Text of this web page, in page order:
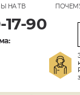
НА ТВ
17-90